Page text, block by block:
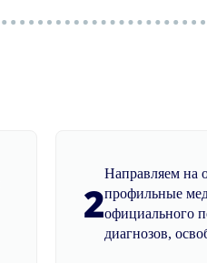
2
Направляем на
профильные
официального
диагнозов,